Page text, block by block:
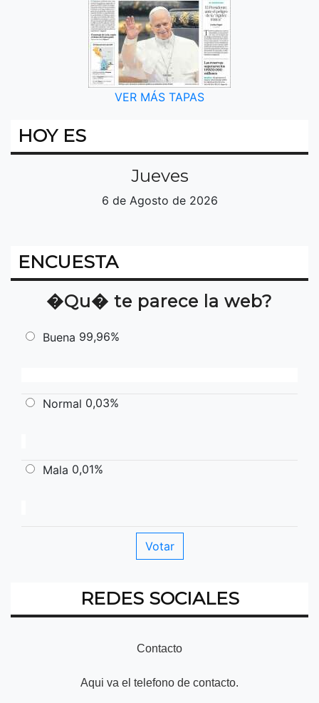
VER MÁS TAPAS
HOY ES
Jueves
6 de Agosto de 2026
ENCUESTA
�Qu� te parece la web?
Buena 99,96%
Normal 0,03%
Mala 0,01%
REDES SOCIALES
Contacto
Aqui va el telefono de contacto.